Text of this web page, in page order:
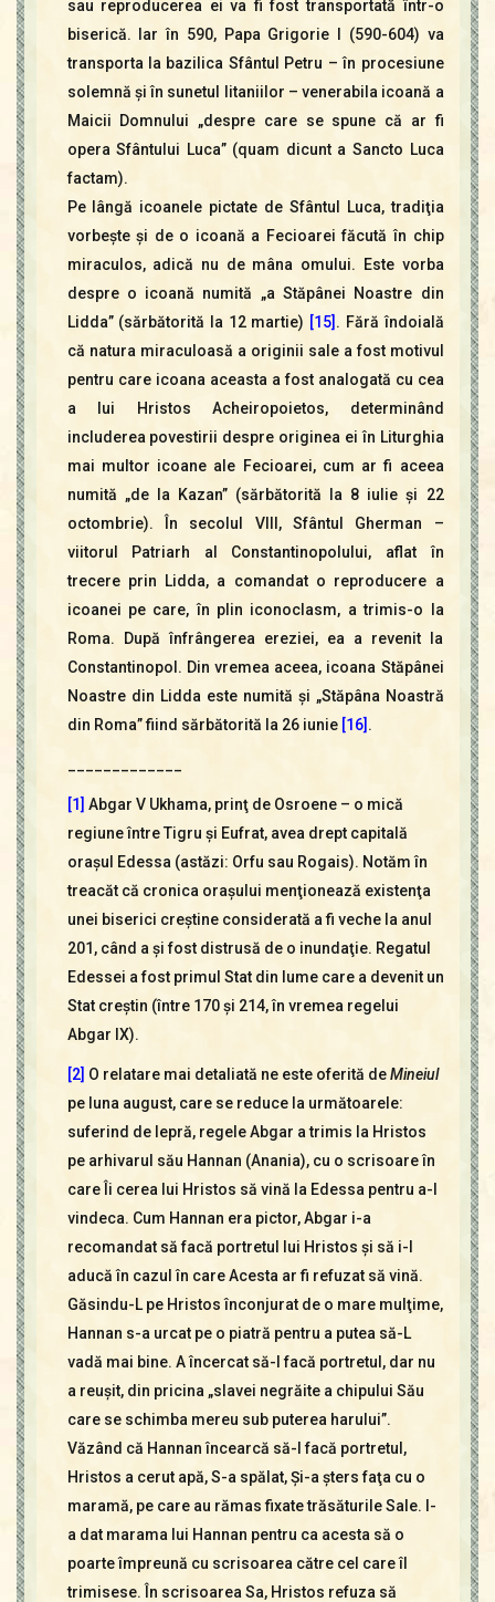
sau reproducerea ei va fi fost transportată într-o
biserică. Iar în 590, Papa Grigorie I (590-604) va
transporta la bazilica Sfântul Petru – în procesiune
solemnă şi în sunetul litaniilor – venerabila icoană a
Maicii Domnului „despre care se spune că ar fi
opera Sfântului Luca” (quam dicunt a Sancto Luca
factam).
Pe lângă icoanele pictate de Sfântul Luca, tradiţia
vorbeşte şi de o icoană a Fecioarei făcută în chip
miraculos, adică nu de mâna omului. Este vorba
despre o icoană numită „a Stăpânei Noastre din
Lidda” (sărbătorită la 12 martie) [15] . Fără îndoială
că natura miraculoasă a originii sale a fost motivul
pentru care icoana aceasta a fost analogată cu cea
a lui Hristos Acheiropoietos, determinând
includerea povestirii despre originea ei în Liturghia
mai multor icoane ale Fecioarei, cum ar fi aceea
numită „de la Kazan” (sărbătorită la 8 iulie şi 22
octombrie). În secolul VIII, Sfântul Gherman –
viitorul Patriarh al Constantinopolului, aflat în
trecere prin Lidda, a comandat o reproducere a
icoanei pe care, în plin iconoclasm, a trimis-o la
Roma. După înfrângerea ereziei, ea a revenit la
Constantinopol. Din vremea aceea, icoana Stăpânei
Noastre din Lidda este numită şi „Stăpâna Noastră
din Roma” fiind sărbătorită la 26 iunie [16] .
[1] Abgar V Ukhama, prinţ de Osroene – o mică
regiune între Tigru şi Eufrat, avea drept capitală
oraşul Edessa (astăzi: Orfu sau Rogais). Notăm în
treacăt că cronica oraşului menţionează existenţa
unei biserici creştine considerată a fi veche la anul
201, când a şi fost distrusă de o inundaţie. Regatul
Edessei a fost primul Stat din lume care a devenit un
Stat creştin (între 170 şi 214, în vremea regelui
Abgar IX).
[2] O relatare mai detaliată ne este oferită deMineiul
pe luna august, care se reduce la următoarele:
suferind de lepră, regele Abgar a trimis la Hristos
pe arhivarul său Hannan (Anania), cu o scrisoare în
care Îi cerea lui Hristos să vină la Edessa pentru a-l
vindeca. Cum Hannan era pictor, Abgar i-a
recomandat să facă portretul lui Hristos şi să i-l
aducă în cazul în care Acesta ar fi refuzat să vină.
Găsindu-L pe Hristos înconjurat de o mare mulţime,
Hannan s-a urcat pe o piatră pentru a putea să-L
vadă mai bine. A încercat să-I facă portretul, dar nu
a reuşit, din pricina „slavei negrăite a chipului Său
care se schimba mereu sub puterea harului”.
Văzând că Hannan încearcă să-I facă portretul,
Hristos a cerut apă, S-a spălat, Şi-a şters faţa cu o
maramă, pe care au rămas fixate trăsăturile Sale. I-
a dat marama lui Hannan pentru ca acesta să o
poarte împreună cu scrisoarea către cel care îl
trimisese. În scrisoarea Sa, Hristos refuza să